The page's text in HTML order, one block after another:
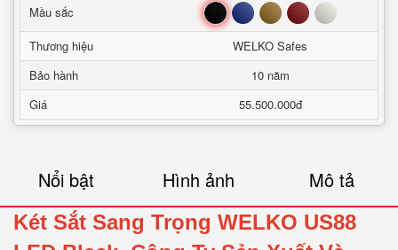
Mầu sắc Đen Xanh Nâu Đỏ Trắng
Thương hiệu
WELKO Safes
Bảo hành
10 năm
Giá
55.500.000đ
Nổi bật Hình ảnh Mô tả
Két Sắt Sang Trọng WELKO US88